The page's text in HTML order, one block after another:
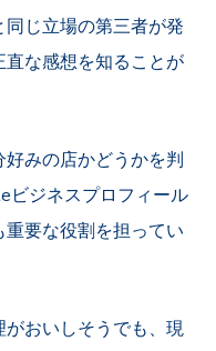
じ立場の第三者が発
な感想を知ることが
みの店かどうかを判
ビジネスプロフィール
要な役割を担ってい
おいしそうでも、現